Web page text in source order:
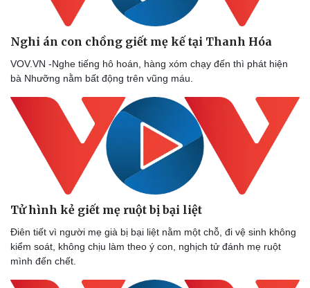
Nghi án con chồng giết mẹ kế tại Thanh Hóa
VOV.VN -Nghe tiếng hô hoán, hàng xóm chạy đến thì phát hiện
bà Nhưỡng nằm bất động trên vũng máu.
Tử hình kẻ giết mẹ ruột bị bại liệt
Điên tiết vì người mẹ già bị bại liệt nằm một chỗ, đi vệ sinh không
kiểm soát, không chịu làm theo ý con, nghịch tử đánh mẹ ruột
mình đến chết.